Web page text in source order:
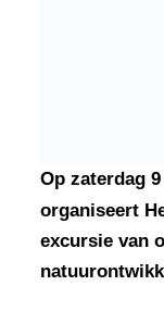
Op zaterdag
organiseert
excursie van